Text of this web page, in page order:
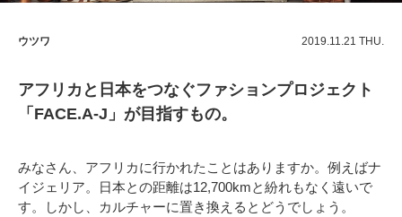
ウツワ 2019.11.21 THU.
アフリカと日本をつなぐファションプロジェクト
「FACE.A-J」が目指すもの。
みなさん、アフリカに行かれたことはありますか。例えばナ
イジェリア。日本との距離は12,700kmと紛れもなく遠いで
す。しかし、カルチャーに置き換えるとどうでしょう。